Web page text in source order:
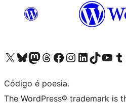
Acessar nossa conta do X (antigo Twitter)
Acessar nossa conta do Bluesky
Acessar nossa conta do Mastodon
Acessar nossa conta do Threads
Acessar nossa página do Facebook
Acessar nossa conta do Instagram
Acessar nossa conta do LinkedIn
Acessar nossa conta do TikTok
Acessar nosso
Código é poesia.
The WordPress® trademark is